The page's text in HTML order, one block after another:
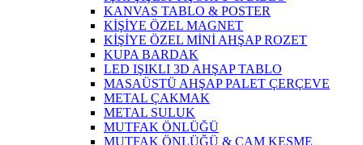
KANVAS TABLO & POSTER
KİŞİYE ÖZEL MAGNET
KİŞİYE ÖZEL MİNİ AHŞAP ROZET
KUPA BARDAK
LED IŞIKLI 3D AHŞAP TABLO
MASAÜSTÜ AHŞAP PALET ÇERÇEVE
METAL ÇAKMAK
METAL SULUK
MUTFAK ÖNLÜĞÜ
MUTFAK ÖNLÜĞÜ & CAM KESME